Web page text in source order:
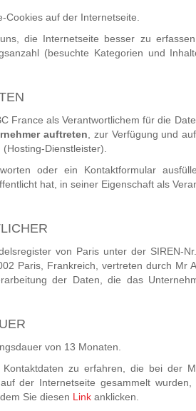
Cookies auf der Internetseite.
die Internetseite besser zu
(besuchte Kategorien und
France als Verantwortlichem für die
auftreten , zur Verfügung und
Dienstleister).
oder ein Kontaktformular
hat, in seiner Eigenschaft als
von Paris unter der SIREN-
Paris, Frankreich, vertreten durch Mr
der Daten, die das
von 13 Monaten.
Kontaktdaten zu erfahren, die bei der
der Internetseite gesammelt
Sie diesen Link anklicken.